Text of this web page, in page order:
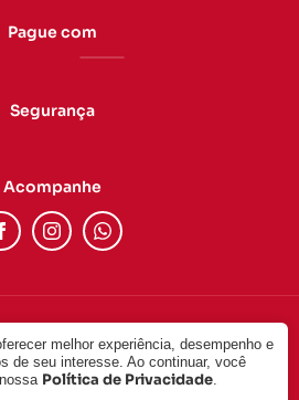
Pague com
Segurança
Acompanhe
LTDA. CNPJ: 24.757.092/0001-17. Todos
reservados.
melhor experiência, desempenho e
de seu interesse. Ao continuar, você
Política de Privacidade.